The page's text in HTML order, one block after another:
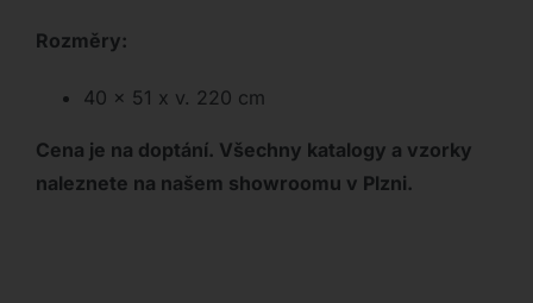
Rozměry:
40 x 51 x v. 220 cm
Cena je na doptání. Všechny katalogy a vzorky
naleznete na našem showroomu v Plzni.